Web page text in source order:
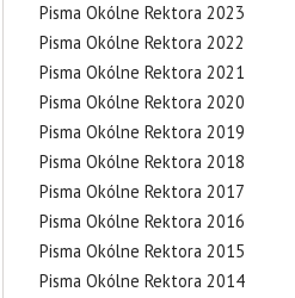
Pisma Okólne Rektora 2023
Pisma Okólne Rektora 2022
Pisma Okólne Rektora 2021
Pisma Okólne Rektora 2020
Pisma Okólne Rektora 2019
Pisma Okólne Rektora 2018
Pisma Okólne Rektora 2017
Pisma Okólne Rektora 2016
Pisma Okólne Rektora 2015
Pisma Okólne Rektora 2014